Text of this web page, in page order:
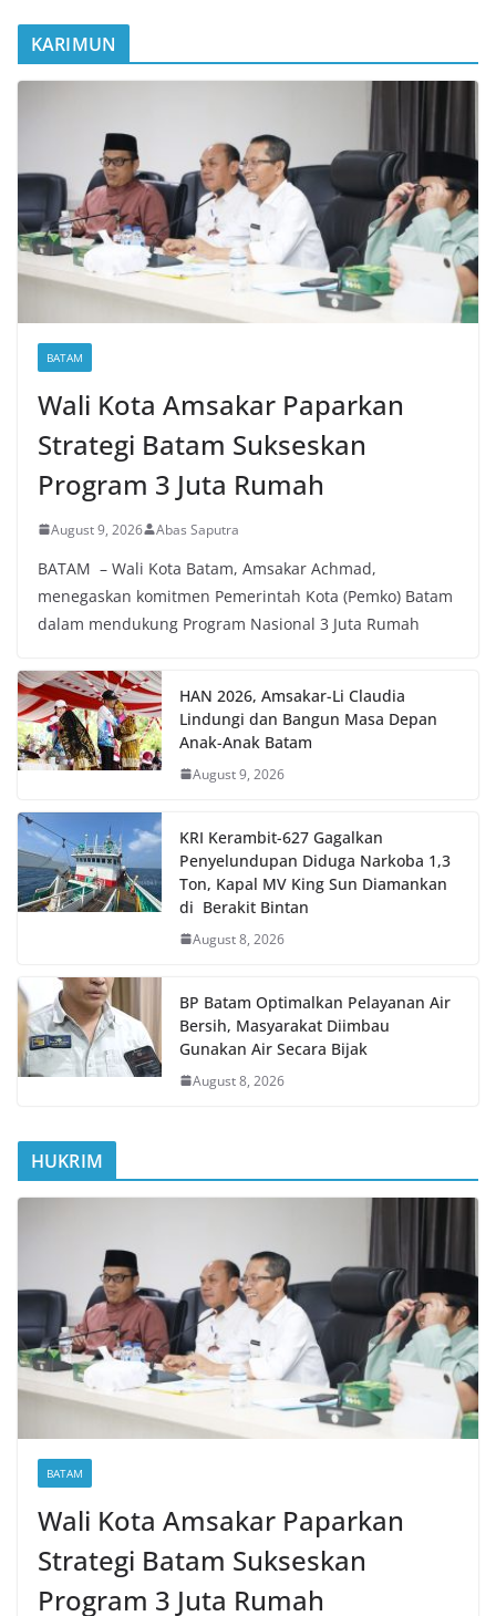
KARIMUN
BATAM
Wali Kota Amsakar Paparkan
Strategi Batam Sukseskan
Program 3 Juta Rumah
August 9, 2026 Abas Saputra
BATAM – Wali Kota Batam, Amsakar Achmad,
menegaskan komitmen Pemerintah Kota (Pemko) Batam
dalam mendukung Program Nasional 3 Juta Rumah
HAN 2026, Amsakar-Li Claudia
Lindungi dan Bangun Masa Depan
Anak-Anak Batam
August 9, 2026
KRI Kerambit-627 Gagalkan
Penyelundupan Diduga Narkoba 1,3
Ton, Kapal MV King Sun Diamankan
di Berakit Bintan
August 8, 2026
BP Batam Optimalkan Pelayanan Air
Bersih, Masyarakat Diimbau
Gunakan Air Secara Bijak
August 8, 2026
HUKRIM
BATAM
Wali Kota Amsakar Paparkan
Strategi Batam Sukseskan
Program 3 Juta Rumah